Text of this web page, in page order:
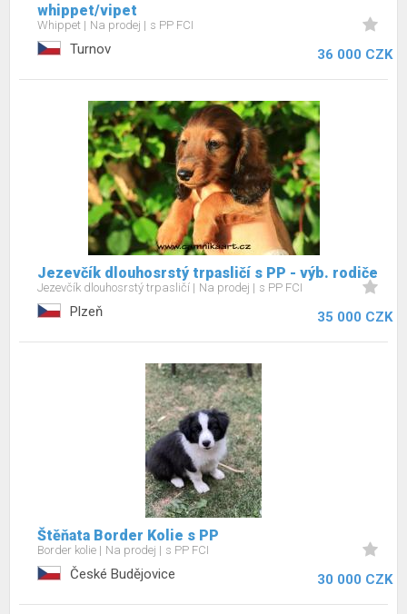
whippet/vipet
Whippet Na prodej s PP FCI
Turnov 36 000 CZK
Jezevčík dlouhosrstý trpasličí s PP - výb. rodiče
Jezevčík dlouhosrstý trpasličí Na prodej s PP FCI
Plzeň 35 000 CZK
Štěňata Border Kolie s PP
Border kolie Na prodej s PP FCI
České Budějovice 30 000 CZK